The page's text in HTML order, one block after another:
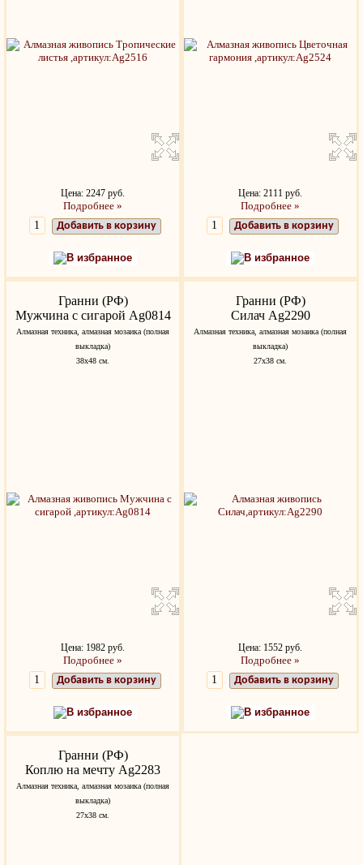
Цена: 2247 руб.
Подробнее »
Добавить в корзину
В избранное
Цена: 2111 руб.
Подробнее »
Добавить в корзину
В избранное
Гранни (РФ)
Мужчина с сигарой Ag0814
Алмазная техника, алмазная мозаика (полная
выкладка)
38х48 см.
Цена: 1982 руб.
Подробнее »
Добавить в корзину
В избранное
Гранни (РФ)
Силач Ag2290
Алмазная техника, алмазная мозаика (полная
выкладка)
27х38 см.
Цена: 1552 руб.
Подробнее »
Добавить в корзину
В избранное
Гранни (РФ)
Коплю на мечту Ag2283
Алмазная техника, алмазная мозаика (полная
выкладка)
27х38 см.